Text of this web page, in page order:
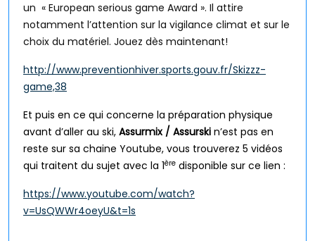
un « European serious game Award ». Il attire
notamment l’attention sur la vigilance climat et sur le
choix du matériel. Jouez dès maintenant!
http://www.preventionhiver.sports.gouv.fr/Skizzz-
game,38
Et puis en ce qui concerne la préparation physique
avant d’aller au ski, Assurmix / Assurski n’est pas en
reste sur sa chaine Youtube, vous trouverez 5 vidéos
qui traitent du sujet avec la 1ère disponible sur ce lien :
https://www.youtube.com/watch?
v=UsQWWr4oeyU&t=1s